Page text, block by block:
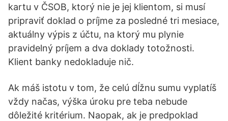
kartu v ČSOB, ktorý nie je jej klientom, si musí
pripraviť doklad o príjme za posledné tri mesiace,
aktuálny výpis z účtu, na ktorý mu plynie
pravidelný príjem a dva doklady totožnosti.
Klient banky nedokladuje nič.
Ak máš istotu v tom, že celú dĺžnu sumu vyplatíš
vždy načas, výška úroku pre teba nebude
dôležité kritérium. Naopak, ak je predpoklad